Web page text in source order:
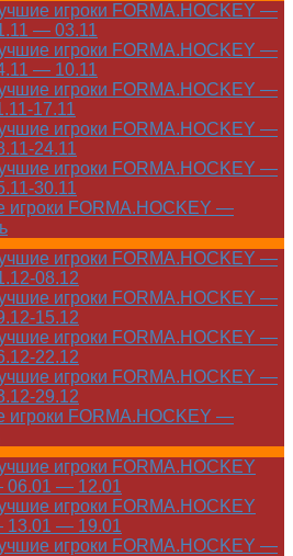
игроки FORMA.HOCKEY —
— 03.11
игроки FORMA.HOCKEY —
— 10.11
игроки FORMA.HOCKEY —
17.11
игроки FORMA.HOCKEY —
24.11
игроки FORMA.HOCKEY —
30.11
игроки FORMA.HOCKEY —
игроки FORMA.HOCKEY —
08.12
игроки FORMA.HOCKEY —
15.12
игроки FORMA.HOCKEY —
22.12
игроки FORMA.HOCKEY —
29.12
игроки FORMA.HOCKEY —
игроки FORMA.HOCKEY
— 12.01
игроки FORMA.HOCKEY
— 19.01
игроки FORMA.HOCKEY —